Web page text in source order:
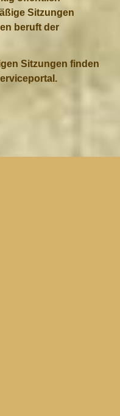
Sitzungen
beruft der
Sitzungen finden